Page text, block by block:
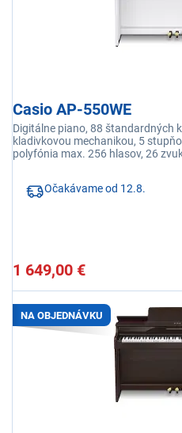
Casio AP-550WE
Digitálne piano, 88 štandardných
kladivkovou mechanikou, 5
polyfónia max. 256 hlasov, 26
Očakávame od 12.8.
1 649,00 €
NA OBJEDNÁVKU